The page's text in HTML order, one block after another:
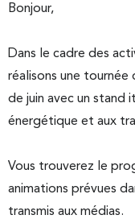
Bonjour,
Dans le cadre des
réalisons une tournée
de juin avec un stand
énergétique et aux
Vous trouverez le
animations prévues
transmis aux médias.